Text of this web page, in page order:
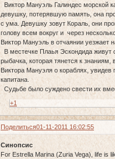
Виктор Мануэль Галиндес морской
девушку, потерявшую память, она
с ума. Девушку зовут Кораль, они
голову всем вокруг и через
Виктор Мануэль в отчаянии уезжает
В местечке Плаья Эскондида
рыбачка, которая тянется к
Виктора Мануэля о кораблях,
капитана.
Судьбе было суждено свести их
+1
Поделиться01-11-2011 16:02:55
Синопсис
For Estrella Marina (Zuria Vega), life is